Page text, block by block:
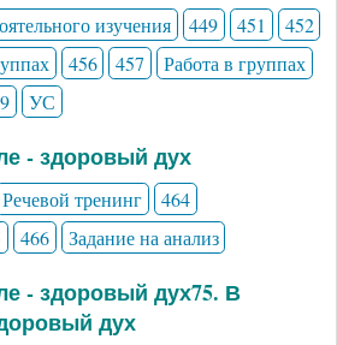
изучения 449 451
452
456 457
Работа в группах
УС
- здоровый дух
Речевой тренинг
464
466 Задание на анализ
- здоровый дух75. В
дух